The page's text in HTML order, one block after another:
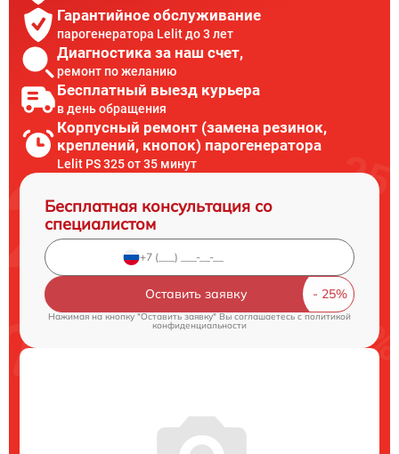
Гарантийное обслуживание
парогенератора Lelit до 3 лет
Диагностика за наш счет,
ремонт по желанию
Бесплатный выезд курьера
в день обращения
Корпусный ремонт (замена резинок,
креплений, кнопок) парогенератора
Lelit PS 325 от 35 минут
Бесплатная консультация со
специалистом
Оставить заявку
Нажимая на кнопку "Оставить заявку" Вы соглашаетесь cполитикой
конфиденциальности